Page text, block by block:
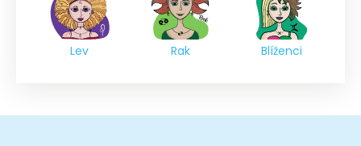
Lev Rak Blíženci